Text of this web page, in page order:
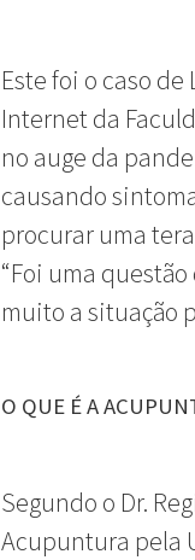
Este foi o caso
Internet da
no auge da
causando
procurar uma
“Foi uma
muito a situação
O QUE É A
Segundo o Dr.
Acupuntura pela